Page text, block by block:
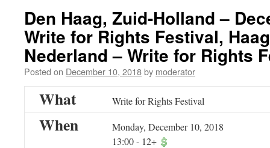
Den Haag, Zuid-Holland –
Write for Rights Festival,
Nederland – Write for Rights
Posted on December 10, 2018by moderator
What Write for Rights Festival
When
Monday, December 10, 2018
13:00- 12+